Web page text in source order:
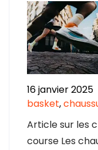
16 janvier 2025
basket,
Article sur les
course Les